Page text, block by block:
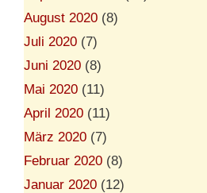
August 2020 (8)
Juli 2020 (7)
Juni 2020 (8)
Mai 2020 (11)
April 2020 (11)
März 2020 (7)
Februar 2020 (8)
Januar 2020 (12)